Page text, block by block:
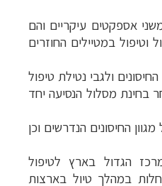
אספקטים עיקריים והם
וטיפול במטיילים החוזרים
ולגבי נטילת טיפול
בחינת מסלול הנסיעה יחד
החיסונים הנדרשים וכן
הגדול בארץ לטיפול
במהלך טיול בארצות